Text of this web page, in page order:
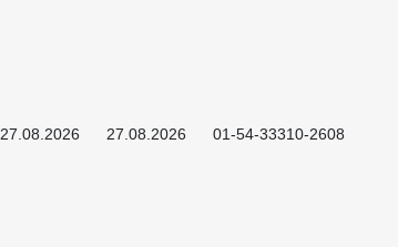
27.08.2026 27.08.2026 01-54-33310-2608